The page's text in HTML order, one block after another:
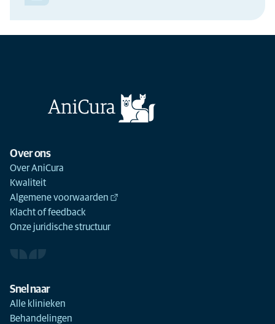
Over ons
Over AniCura
Kwaliteit
Algemene voorwaarden
Klacht of feedback
Onze juridische structuur
Snel naar
Alle klinieken
Behandelingen